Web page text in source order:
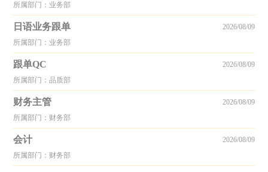
所属部门：业务部
日语业务跟单
所属部门：业务部
2026/08/09
跟单QC
所属部门：品质部
2026/08/09
财务主管
所属部门：财务部
2026/08/09
会计
所属部门：财务部
2026/08/09